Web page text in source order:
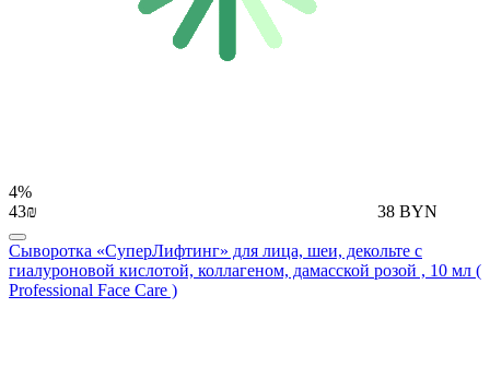
4%
43₪
38 BYN
Сыворотка «СуперЛифтинг» для лица, шеи, декольте с
гиалуроновой кислотой, коллагеном, дамасской розой , 10 мл (
Professional Face Care )